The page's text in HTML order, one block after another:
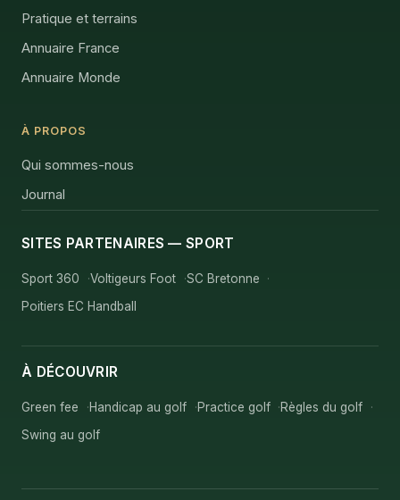
Pratique et terrains
Annuaire France
Annuaire Monde
À PROPOS
Qui sommes-nous
Journal
SITES PARTENAIRES — SPORT
Sport 360 Voltigeurs Foot
SC Bretonne
Poitiers EC Handball
À DÉCOUVRIR
Green fee Handicap au golf Practice golf
Règles du golf
Swing au golf